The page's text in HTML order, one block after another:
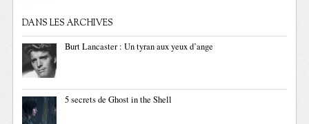
DANS LES ARCHIVES
Burt Lancaster : Un tyran aux yeux d’ange
5 secrets de Ghost in the Shell